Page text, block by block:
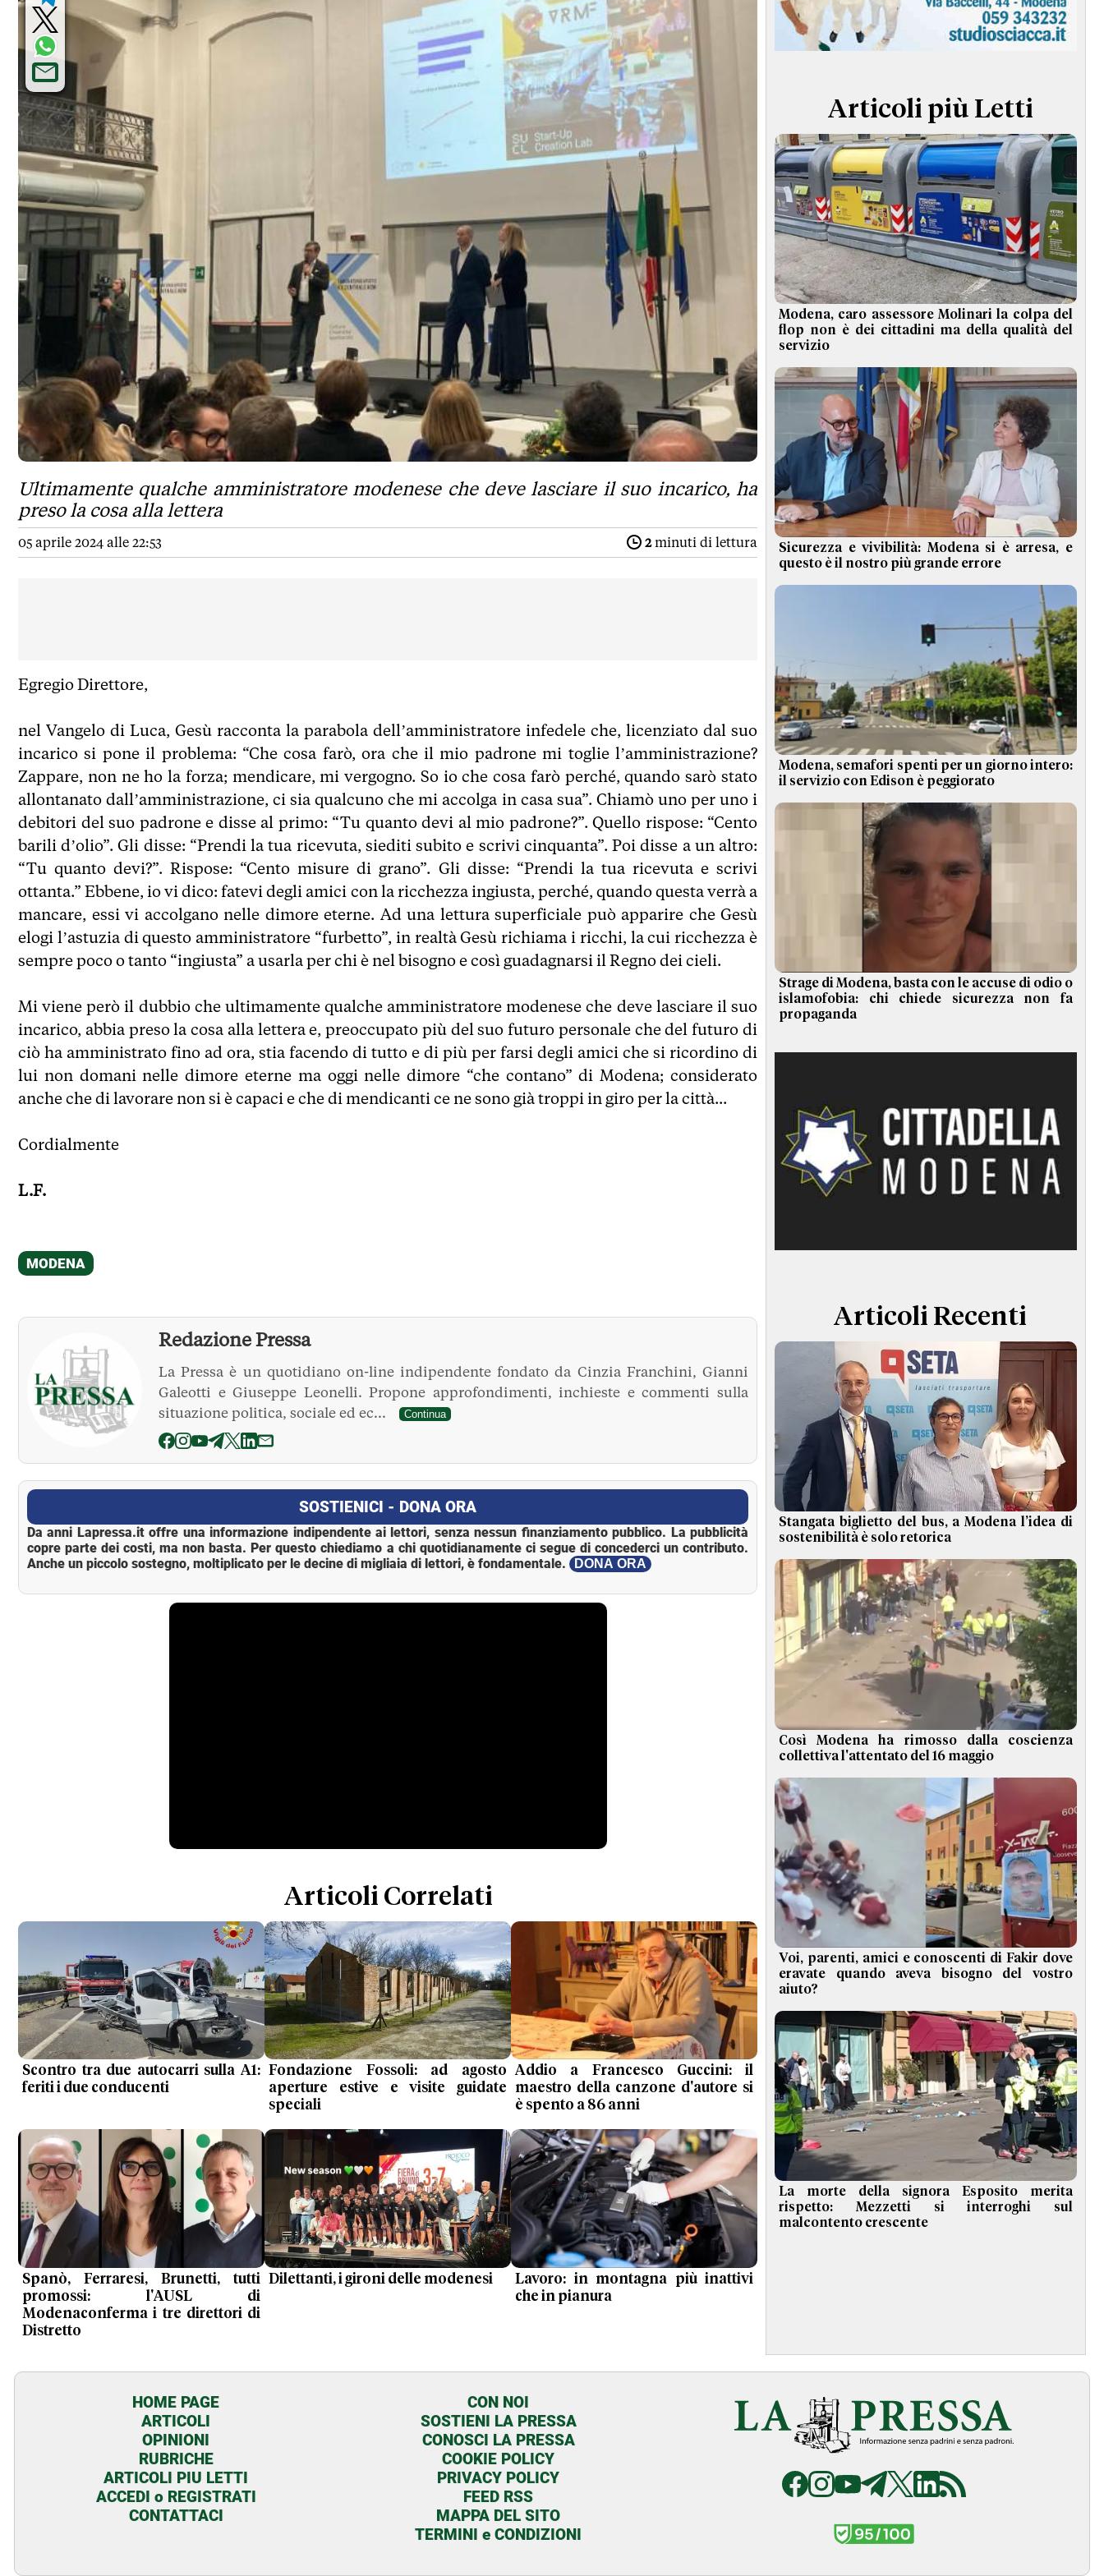
TERMINI e CONDIZIONI
Ultimamente qualche amministratore modenese che deve lasciare il suo incarico, ha
preso la cosa alla lettera
05 aprile 2024 alle 22:53 2minuti di lettura
Egregio Direttore,
nel Vangelo di Luca, Gesù racconta la parabola dell’amministratore infedele che, licenziato dal suo
incarico si pone il problema: “Che cosa farò, ora che il mio padrone mi toglie l’amministrazione?
Zappare, non ne ho la forza; mendicare, mi vergogno. So io che cosa farò perché, quando sarò stato
allontanato dall’amministrazione, ci sia qualcuno che mi accolga in casa sua”. Chiamò uno per uno i
debitori del suo padrone e disse al primo: “Tu quanto devi al mio padrone?”. Quello rispose: “Cento
barili d’olio”. Gli disse: “Prendi la tua ricevuta, siediti subito e scrivi cinquanta”. Poi disse a un altro:
“Tu quanto devi?”. Rispose: “Cento misure di grano”. Gli disse: “Prendi la tua ricevuta e scrivi
ottanta.” Ebbene, io vi dico: fatevi degli amici con la ricchezza ingiusta, perché, quando questa verrà a
mancare, essi vi accolgano nelle dimore eterne. Ad una lettura superficiale può apparire che Gesù
elogi l’astuzia di questo amministratore “furbetto”, in realtà Gesù richiama i ricchi, la cui ricchezza è
sempre poco o tanto “ingiusta” a usarla per chi è nel bisogno e così guadagnarsi il Regno dei cieli.
Mi viene però il dubbio che ultimamente qualche amministratore modenese che deve lasciare il suo
incarico, abbia preso la cosa alla lettera e, preoccupato più del suo futuro personale che del futuro di
ciò ha amministrato fino ad ora, stia facendo di tutto e di più per farsi degli amici che si ricordino di
lui non domani nelle dimore eterne ma oggi nelle dimore “che contano” di Modena; considerato
anche che di lavorare non si è capaci e che di mendicanti ce ne sono già troppi in giro per la città...
Cordialmente
L.F.
Redazione Pressa
La Pressa è un quotidiano on-line indipendente fondato da Cinzia Franchini, Gianni
Galeotti e Giuseppe Leonelli. Propone approfondimenti, inchieste e commenti sulla
situazione politica, sociale ed ec...
Continua
La Pressa
SOSTIENICI - DONA ORA
Da anni Lapressa.it offre una informazione indipendente ai lettori, senza nessun finanziamento pubblico. La pubblicità
copre parte dei costi, ma non basta. Per questo chiediamo a chi quotidianamente ci segue di concederci un contributo.
Anche un piccolo sostegno, moltiplicato per le decine di migliaia di lettori, è fondamentale.
DONA ORA
Articoli Correlati
Scontro tra due autocarri sulla A1:
feriti i due conducenti
Fondazione Fossoli: ad agosto
aperture estive e visite guidate
speciali
Addio a Francesco Guccini: il
maestro della canzone d'autore si
è spento a 86 anni
Spanò, Ferraresi, Brunetti, tutti
promossi: l'AUSL di
Modenaconferma i tre direttori di
Distretto
Dilettanti, i gironi delle modenesi
Lavoro: in montagna più inattivi
che in pianura
Articoli più Letti
Modena, caro assessore Molinari la colpa del
flop non è dei cittadini ma della qualità del
servizio
Sicurezza e vivibilità: Modena si è arresa, e
questo è il nostro più grande errore
Modena, semafori spenti per un giorno intero:
il servizio con Edison è peggiorato
Strage di Modena, basta con le accuse di odio o
islamofobia: chi chiede sicurezza non fa
propaganda
Articoli Recenti
Stangata biglietto del bus, a Modena l’idea di
sostenibilità è solo retorica
Così Modena ha rimosso dalla coscienza
collettiva l'attentato del 16 maggio
Voi, parenti, amici e conoscenti di Fakir dove
eravate quando aveva bisogno del vostro
aiuto?
La morte della signora Esposito merita
rispetto: Mezzetti si interroghi sul
malcontento crescente
HOME PAGE
ARTICOLI
OPINIONI
RUBRICHE
ARTICOLI PIU LETTI
ACCEDI o REGISTRATI
CONTATTACI
CON NOI
SOSTIENI LA PRESSA
CONOSCI LA PRESSA
COOKIE POLICY
PRIVACY POLICY
FEED RSS
MAPPA DEL SITO
TERMINI e CONDIZIONI